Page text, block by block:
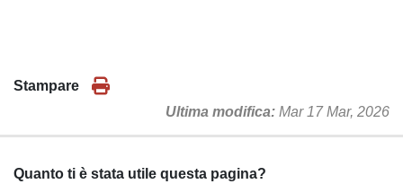
Stampare
Ultima modifica Mar 17 Mar, 2026
Quanto ti è stata utile questa pagina?